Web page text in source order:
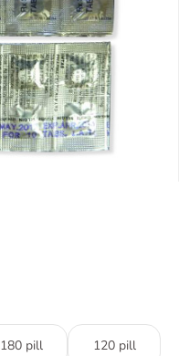
180 pill 120 pill